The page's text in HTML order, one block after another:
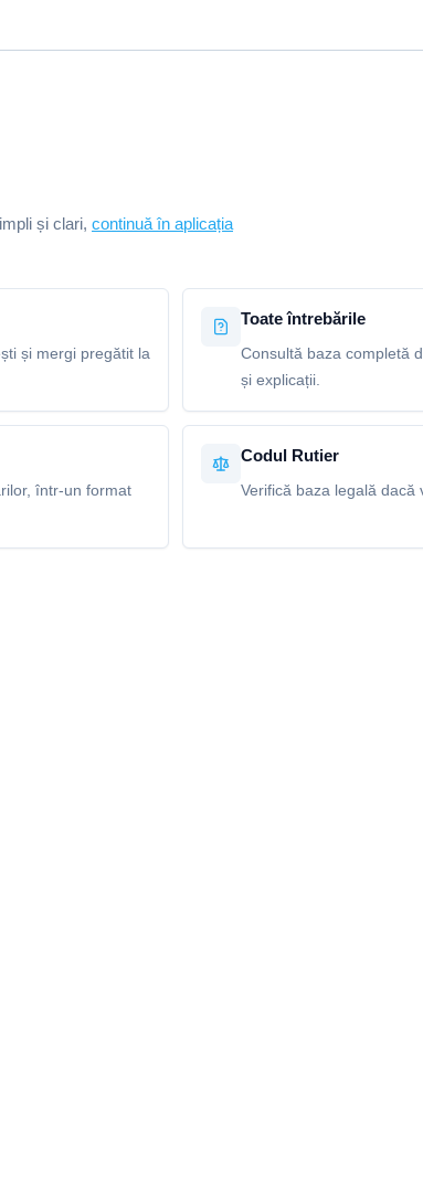
și clari, continuă în aplicația
și mergi pregătit la
Toate întrebările
Consultă baza completă
și explicații.
într-un format
Codul Rutier
Verifică baza legală dacă